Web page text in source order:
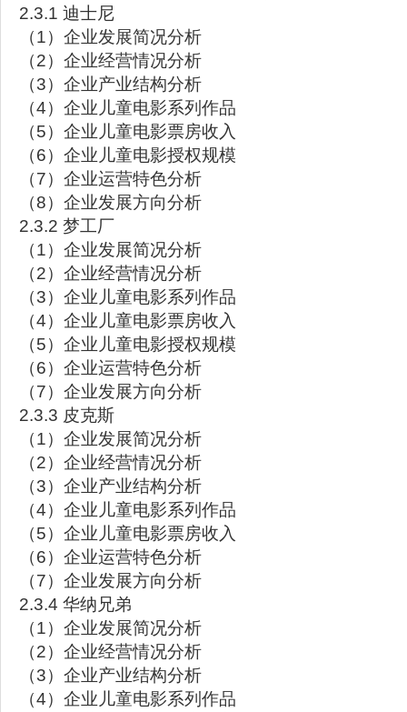
2.3.1 迪士尼
（1）企业发展简况分析
（2）企业经营情况分析
（3）企业产业结构分析
（4）企业儿童电影系列作品
（5）企业儿童电影票房收入
（6）企业儿童电影授权规模
（7）企业运营特色分析
（8）企业发展方向分析
2.3.2 梦工厂
（1）企业发展简况分析
（2）企业经营情况分析
（3）企业儿童电影系列作品
（4）企业儿童电影票房收入
（5）企业儿童电影授权规模
（6）企业运营特色分析
（7）企业发展方向分析
2.3.3 皮克斯
（1）企业发展简况分析
（2）企业经营情况分析
（3）企业产业结构分析
（4）企业儿童电影系列作品
（5）企业儿童电影票房收入
（6）企业运营特色分析
（7）企业发展方向分析
2.3.4 华纳兄弟
（1）企业发展简况分析
（2）企业经营情况分析
（3）企业产业结构分析
（4）企业儿童电影系列作品